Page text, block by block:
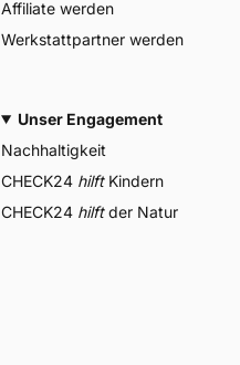
Affiliate werden
Werkstattpartner werden
Unser Engagement
Nachhaltigkeit
CHECK24 hilftKindern
CHECK24 hilftder Natur